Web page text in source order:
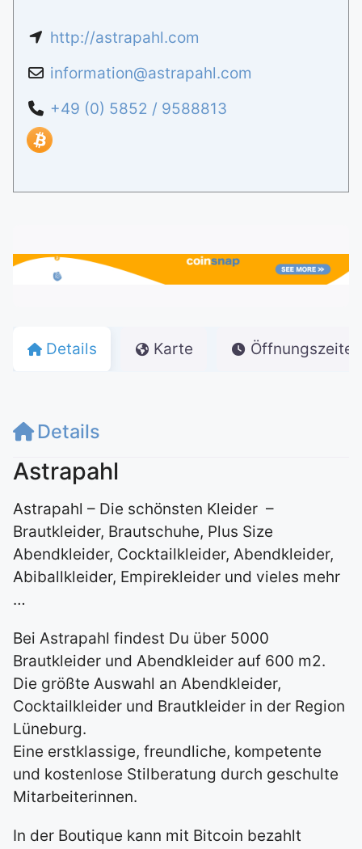
http://astrapahl.com
information@astrapahl.com
+49 (0) 5852 / 9588813
Details Karte Öffnungszeiten
Details
Astrapahl
Astrapahl – Die schönsten Kleider –
Brautkleider, Brautschuhe, Plus Size
Abendkleider, Cocktailkleider, Abendkleider,
Abiballkleider, Empirekleider und vieles mehr
…
Bei Astrapahl findest Du über 5000
Brautkleider und Abendkleider auf 600 m2.
Die größte Auswahl an Abendkleider,
Cocktailkleider und Brautkleider in der Region
Lüneburg.
Eine erstklassige, freundliche, kompetente
und kostenlose Stilberatung durch geschulte
Mitarbeiterinnen.
In der Boutique kann mit Bitcoin bezahlt